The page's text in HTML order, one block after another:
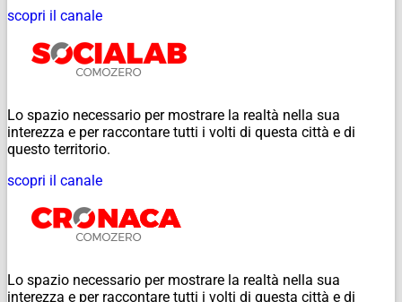
scopri il canale
Lo spazio necessario per mostrare la realtà nella sua
interezza e per raccontare tutti i volti di questa città e di
questo territorio.
scopri il canale
Lo spazio necessario per mostrare la realtà nella sua
interezza e per raccontare tutti i volti di questa città e di